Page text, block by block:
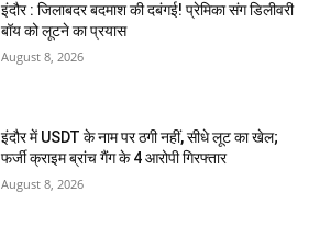
इंदौर : जिलाबदर बदमाश की दबंगई! प्रेमिका संग डिलीवरी
बॉय को लूटने का प्रयास
August 8, 2026
इंदौर में USDT के नाम पर ठगी नहीं, सीधे लूट का खेल;
फर्जी क्राइम ब्रांच गैंग के 4 आरोपी गिरफ्तार
August 8, 2026